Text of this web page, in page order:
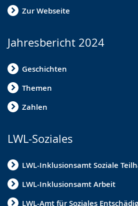
Zur Webseite
Jahresbericht 2024
Geschichten
Themen
Zahlen
LWL-Soziales
LWL-Inklusionsamt Soziale
LWL-Inklusionsamt Arbeit
LWL-Amt für Soziales